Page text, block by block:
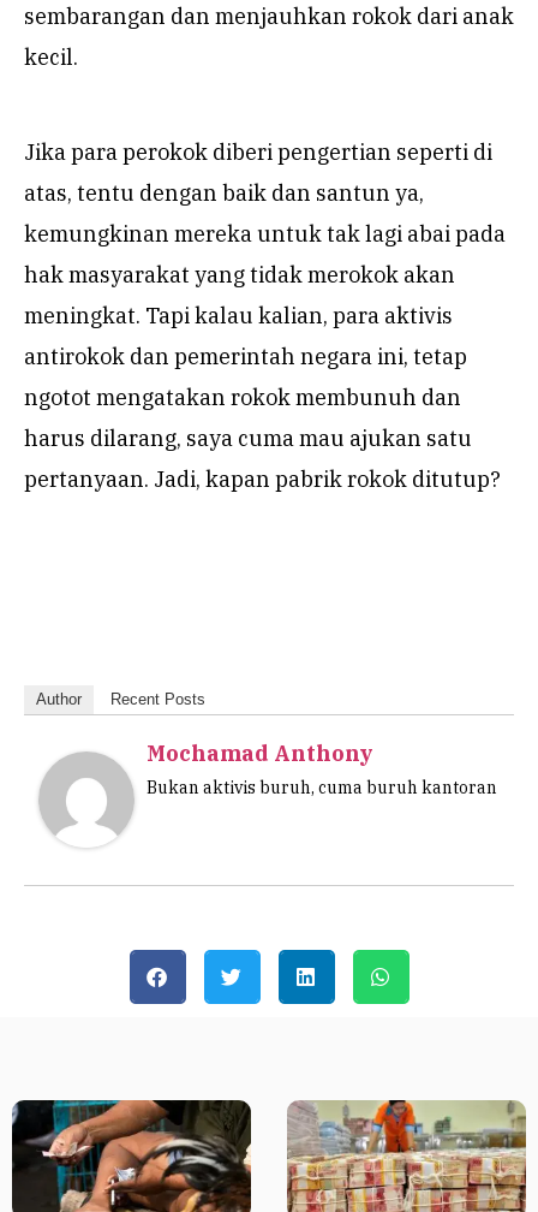
sembarangan dan menjauhkan rokok dari anak
kecil.
Jika para perokok diberi pengertian seperti di
atas, tentu dengan baik dan santun ya,
kemungkinan mereka untuk tak lagi abai pada
hak masyarakat yang tidak merokok akan
meningkat. Tapi kalau kalian, para aktivis
antirokok dan pemerintah negara ini, tetap
ngotot mengatakan rokok membunuh dan
harus dilarang, saya cuma mau ajukan satu
pertanyaan. Jadi, kapan pabrik rokok ditutup?
Author Recent Posts
Mochamad Anthony
Bukan aktivis buruh, cuma buruh kantoran